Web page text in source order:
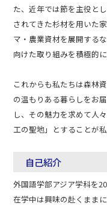
た、近年では節を主役と
されてきた杉材を用いた
マ・農業資材を展開する
向けた取り組みを積極的に
これからも私たちは森林
の温もりある暮らしをお
し、その魅力を求めて人
工の聖地」とすることが私
自己紹介
外国語学部アジア学科を
在学中は興味の赴くまま